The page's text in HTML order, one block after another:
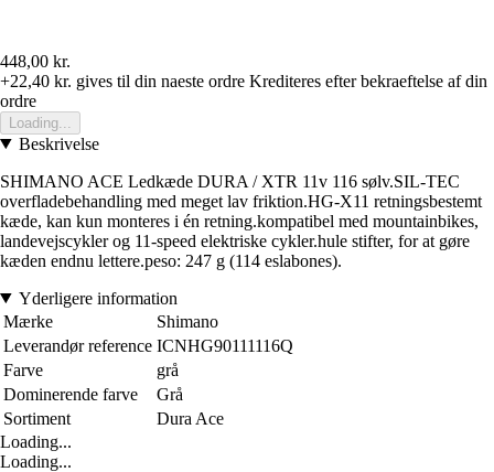
448,00 kr.
+22,40 kr. gives til din naeste ordre Krediteres efter bekraeftelse af din
ordre
Loading...
Beskrivelse
SHIMANO ACE Ledkæde DURA / XTR 11v 116 sølv.SIL-TEC
overfladebehandling med meget lav friktion.HG-X11 retningsbestemt
kæde, kan kun monteres i én retning.kompatibel med mountainbikes,
landevejscykler og 11-speed elektriske cykler.hule stifter, for at gøre
kæden endnu lettere.peso: 247 g (114 eslabones).
Yderligere information
Mærke
Shimano
Leverandør reference ICNHG90111116Q
Farve
grå
Dominerende farve
Grå
Sortiment
Dura Ace
Loading...
Loading...